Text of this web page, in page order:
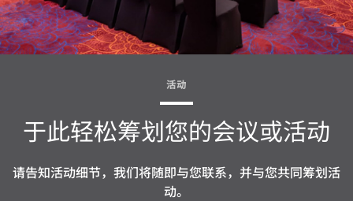
活动
于此轻松筹划您的会议或活动
请告知活动细节，我们将随即与您联系，并与您共同筹划活
动。